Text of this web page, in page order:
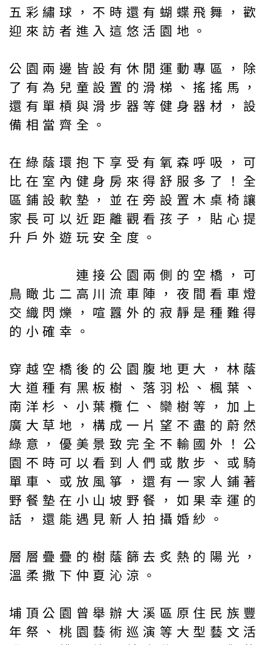
五彩繡球，不時還有蝴蝶飛舞，歡
迎來訪者進入這悠活園地。
公園兩邊皆設有休閒運動專區，除
了有為兒童設置的滑梯、搖搖馬，
還有單槓與滑步器等健身器材，設
備相當齊全。
在綠蔭環抱下享受有氧森呼吸，可
比在室內健身房來得舒服多了！全
區鋪設軟墊，並在旁設置木桌椅讓
家長可以近距離觀看孩子，貼心提
升戶外遊玩安全度。
連接公園兩側的空橋，可
鳥瞰北二高川流車陣，夜間看車燈
交織閃爍，喧囂外的寂靜是種難得
的小確幸。
穿越空橋後的公園腹地更大，林蔭
大道種有黑板樹、落羽松、楓葉、
南洋杉、小葉欖仁、欒樹等，加上
廣大草地，構成一片望不盡的蔚然
綠意，優美景致完全不輸國外！公
園不時可以看到人們或散步、或騎
單車、或放風箏，還有一家人鋪著
野餐墊在小山坡野餐，如果幸運的
話，還能遇見新人拍攝婚紗。
層層疊疊的樹蔭篩去炙熱的陽光，
溫柔撒下仲夏沁涼。
埔頂公園曾舉辦大溪區原住民族豐
年祭、桃園藝術巡演等大型藝文活